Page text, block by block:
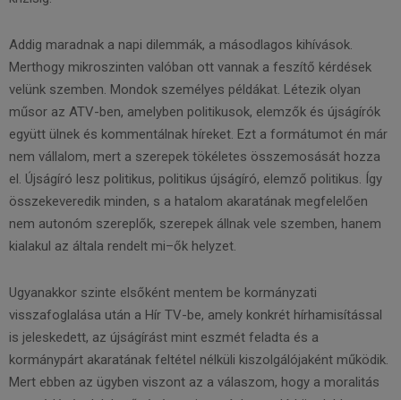
Addig maradnak a napi dilemmák, a másodlagos kihívások.
Merthogy mikroszinten valóban ott vannak a feszítő kérdések
velünk szemben. Mondok személyes példákat. Létezik olyan
műsor az ATV-ben, amelyben politikusok, elemzők és újságírók
együtt ülnek és kommentálnak híreket. Ezt a formátumot én már
nem vállalom, mert a szerepek tökéletes összemosását hozza
el. Újságíró lesz politikus, politikus újságíró, elemző politikus. Így
összekeveredik minden, s a hatalom akaratának megfelelően
nem autonóm szereplők, szerepek állnak vele szemben, hanem
kialakul az általa rendelt mi–ők helyzet.
Ugyanakkor szinte elsőként mentem be kormányzati
visszafoglalása után a Hír TV-be, amely konkrét hírhamisítással
is jeleskedett, az újságírást mint eszmét feladta és a
kormánypárt akaratának feltétel nélküli kiszolgálójaként működik.
Mert ebben az ügyben viszont az a válaszom, hogy a moralitás